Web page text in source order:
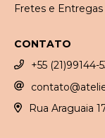
Fretes e Entregas
CONTATO
+55 (21)99144-
Rua Araguaia